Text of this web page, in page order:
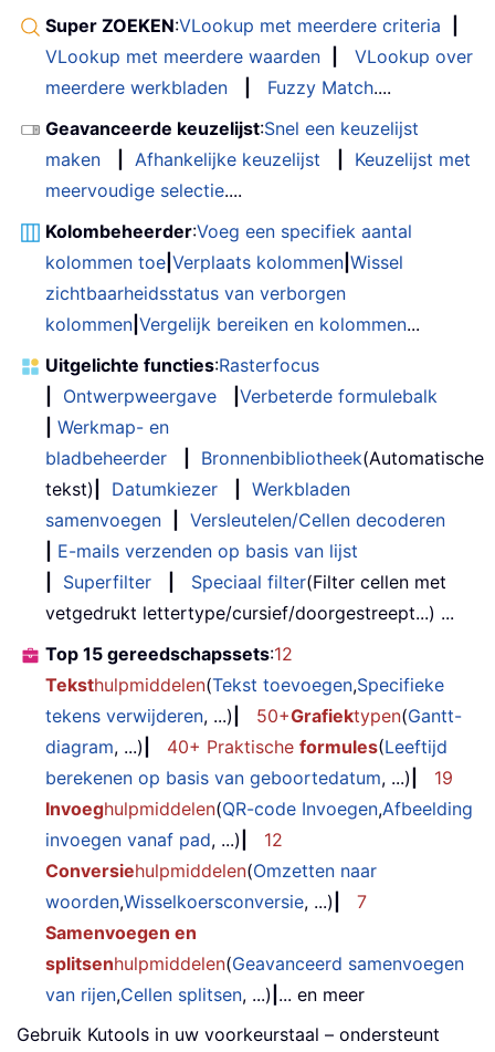
Super ZOEKEN:VLookup met meerdere criteria
VLookup met meerdere waarden
VLookup over
meerdere werkbladen
Fuzzy Match....
Geavanceerde keuzelijst:Snel een keuzelijst
maken
Afhankelijke keuzelijst
Keuzelijst met
meervoudige selectie....
Kolombeheerder:Voeg een specifiek aantal
kolommen toe Verplaats kolommen Wissel
zichtbaarheidsstatus van verborgen
kolommen Vergelijk bereiken en kolommen...
Uitgelichte functies:Rasterfocus
Ontwerpweergave
Verbeterde formulebalk
Werkmap- en
bladbeheerder
Bronnenbibliotheek(Automatische
tekst)
Datumkiezer
Werkbladen
samenvoegen
Versleutelen/Cellen decoderen
E-mails verzenden op basis van lijst
Superfilter Speciaal filter(Filter cellen met
vetgedrukt lettertype/cursief/doorgestreept...) ...
Top 15 gereedschapssets:12
Teksthulpmiddelen(Tekst toevoegen,Specifieke
tekens verwijderen, ...) 50+Grafiektypen(Gantt-
diagram, ...) 40+ Praktische formules(Leeftijd
berekenen op basis van geboortedatum, ...)
19
Invoeghulpmiddelen(QR-code Invoegen,Afbeelding
invoegen vanaf pad, ...)
12
Conversiehulpmiddelen(Omzetten naar
woorden,Wisselkoersconversie, ...)
7
Samenvoegen en
splitsenhulpmiddelen(Geavanceerd samenvoegen
van rijen,Cellen splitsen, ...) ... en meer
Gebruik Kutools in uw voorkeurstaal – ondersteunt